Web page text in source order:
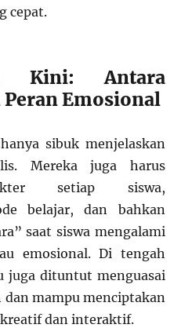
cepat.
Kini: Antara
Emosional
sibuk menjelaskan
Mereka juga harus
setiap siswa,
belajar, dan bahkan
saat siswa mengalami
emosional. Di tengah
juga dituntut menguasai
mampu menciptakan
kreatif dan interaktif.